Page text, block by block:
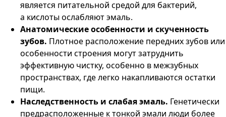
является питательной средой для бактерий,
а кислоты ослабляют эмаль.
Анатомические особенности и скученность
зубов. Плотное расположение передних зубов или
особенности строения могут затруднить
эффективную чистку, особенно в межзубных
пространствах, где легко накапливаются остатки
пищи.
Наследственность и слабая эмаль. Генетически
предрасположенные к тонкой эмали люди более